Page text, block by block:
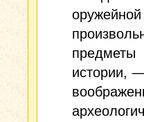
истории,